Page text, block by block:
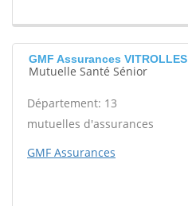
GMF Assurances VITROLLES
Mutuelle Santé Sénior
Département: 13
mutuelles d'assurances
GMF Assurances